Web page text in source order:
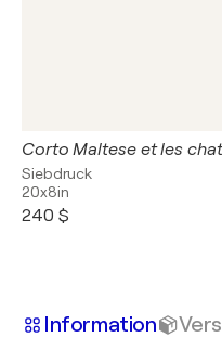
Siebdruck
20x8in
240 $
Information